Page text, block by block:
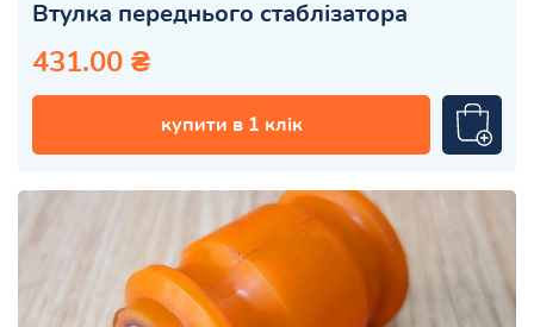
Втулка переднього стаблізатора
431.00 ₴
купити в 1 клік